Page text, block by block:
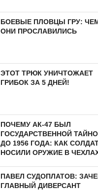
БОЕВЫЕ ПЛОВЦЫ ГРУ:
ОНИ ПРОСЛАВИЛИСЬ
ЭТОТ ТРЮК УНИЧТОЖАЕТ
ГРИБОК ЗА 5 ДНЕЙ!
ПОЧЕМУ АК-47 БЫЛ
ГОСУДАРСТВЕННОЙ
ДО 1956 ГОДА: КАК
НОСИЛИ ОРУЖИЕ В
ПАВЕЛ СУДОПЛАТОВ:
ГЛАВНЫЙ ДИВЕРСАНТ